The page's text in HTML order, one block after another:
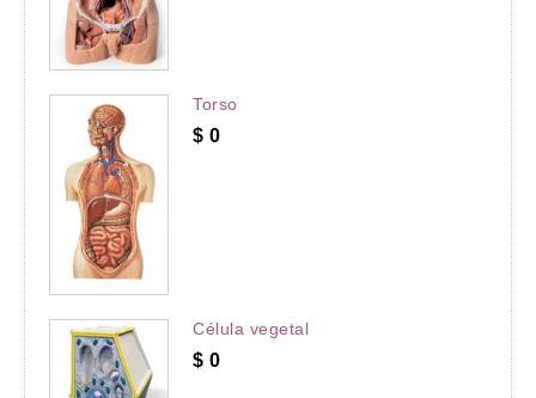
Torso
$ 0
Célula vegetal
$ 0